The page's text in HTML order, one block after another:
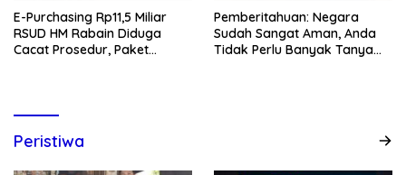
E-Purchasing Rp11,5 Miliar
RSUD HM Rabain Diduga
Cacat Prosedur, Paket
Pemberitahuan: Negara
Sudah Sangat Aman, Anda
Tidak Perlu Banyak Tanya
Peristiwa